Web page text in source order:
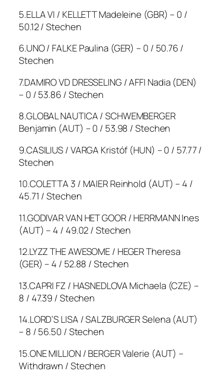
5.ELLA VI / KELLETT Madeleine (GBR) – 0 /
50.12 / Stechen
6.UNO / FALKE Paulina (GER) – 0 / 50.76 /
Stechen
7.DAMIRO VD DRESSELING / AFFI Nadia (DEN)
– 0 / 53.86 / Stechen
8.GLOBAL NAUTICA / SCHWEMBERGER
Benjamin (AUT) – 0 / 53.98 / Stechen
9.CASILIUS / VARGA Kristóf (HUN) – 0 / 57.77 /
Stechen
10.COLETTA 3 / MAIER Reinhold (AUT) – 4 /
45.71 / Stechen
11.GODIVAR VAN HET GOOR / HERRMANN Ines
(AUT) – 4 / 49.02 / Stechen
12.LYZZ THE AWESOME / HEGER Theresa
(GER) – 4 / 52.88 / Stechen
13.CAPRI FZ / HASNEDLOVA Michaela (CZE) –
8 / 47.39 / Stechen
14.LORD’S LISA / SALZBURGER Selena (AUT)
– 8 / 56.50 / Stechen
15.ONE MILLION / BERGER Valerie (AUT) –
Withdrawn / Stechen